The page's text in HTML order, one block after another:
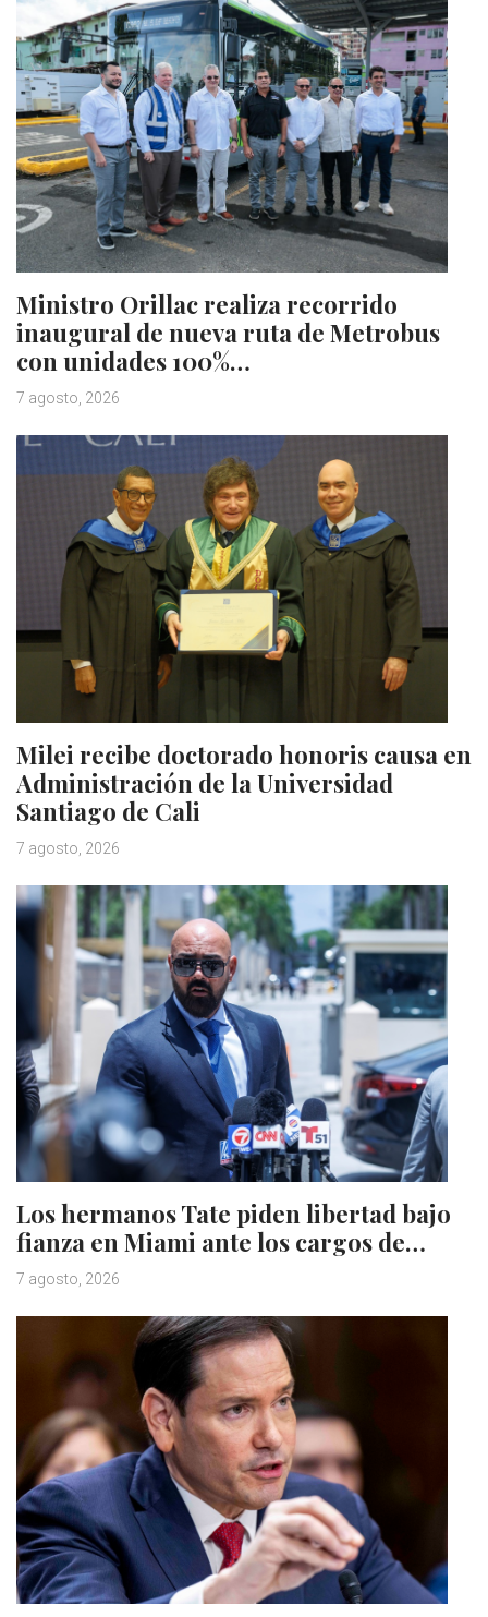
Ministro Orillac realiza recorrido
inaugural de nueva ruta de Metrobus
con unidades 100%…
7 agosto, 2026
Milei recibe doctorado honoris causa en
Administración de la Universidad
Santiago de Cali
7 agosto, 2026
Los hermanos Tate piden libertad bajo
fianza en Miami ante los cargos de…
7 agosto, 2026